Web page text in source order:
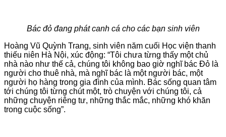
Bác đỏ đang phát canh cá cho các bạn sinh viên
Hoàng Vũ Quỳnh Trang, sinh viên năm cuối Học viện thanh
thiếu niên Hà Nội, xúc động: “Tôi chưa từng thấy một chủ
nhà nào như thế cả, chúng tôi không bao giờ nghĩ bác Đỏ là
người cho thuê nhà, mà nghĩ bác là một người bác, một
người họ hàng trong gia đình của mình. Bác sống quan tâm
tới chúng tôi từng chút một, trò chuyện với chúng tôi, cả
những chuyện riêng tư, những thắc mắc, những khó khăn
trong cuộc sống”.